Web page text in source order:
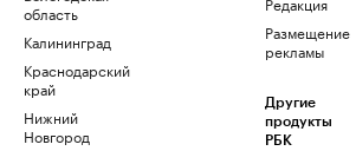
область
Калининград
Краснодарский
край
Нижний
Новгород
Размещение
рекламы
Другие
продукты
РБК